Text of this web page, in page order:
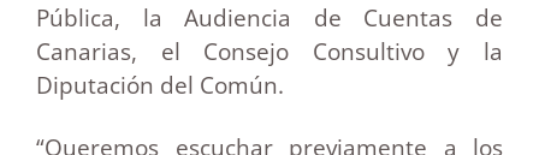
Pública, la Audiencia de Cuentas de
Canarias, el Consejo Consultivo y la
Diputación del Común.
“Queremos escuchar previamente a los